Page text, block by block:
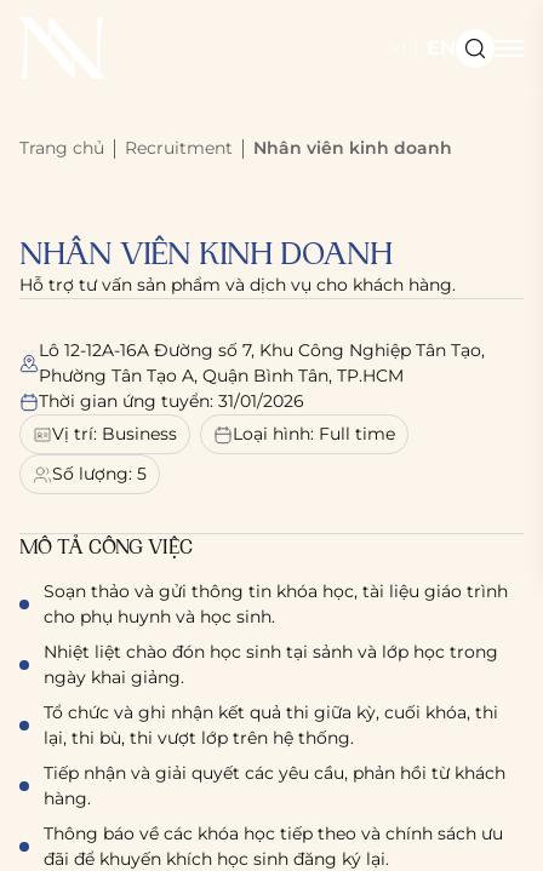
Trang chủ Recruitment Nhân viên kinh doanh
NHÂN VIÊN KINH DOANH
Hỗ trợ tư vấn sản phẩm và dịch vụ cho khách hàng.
Lô 12-12A-16A Đường số 7, Khu Công Nghiệp Tân Tạo,
Phường Tân Tạo A, Quận Bình Tân, TP.HCM
Thời gian ứng tuyển: 31/01/2026
Vị trí: Business
Loại hình: Full time
Số lượng: 5
MÔ TẢ CÔNG VIỆC
Soạn thảo và gửi thông tin khóa học, tài liệu giáo trình
cho phụ huynh và học sinh.
Nhiệt liệt chào đón học sinh tại sảnh và lớp học trong
ngày khai giảng.
Tổ chức và ghi nhận kết quả thi giữa kỳ, cuối khóa, thi
lại, thi bù, thi vượt lớp trên hệ thống.
Tiếp nhận và giải quyết các yêu cầu, phản hồi từ khách
hàng.
Thông báo về các khóa học tiếp theo và chính sách ưu
đãi để khuyến khích học sinh đăng ký lại.